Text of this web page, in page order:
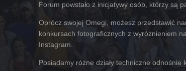
Forum powstało z inicjatywy osób, którzy są
Oprócz swojej Omegi, możesz przedstawić
konkursach fotograficznych z wyróżnieniem
Instagram.
Posiadamy różne działy techniczne